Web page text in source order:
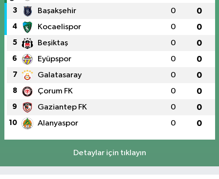
3 Başakşehir 0 0
4 Kocaelispor 0 0
5 Beşiktaş 0 0
6 Eyüpspor 0 0
7 Galatasaray 0 0
8 Çorum FK 0 0
9 Gaziantep FK 0 0
10 Alanyaspor 0 0
Detaylar için tıklayın